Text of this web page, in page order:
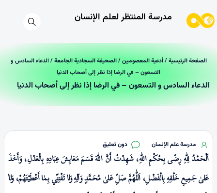
مدرسة المنتظر لعلم الإنسان
الصفحة الرئیسیة/أدعية المعصومين/الصحيفة السجادية الجامعة/ الدعاء السادس و
التسعون – في الرضا إذا نظر إلى أصحاب الدنيا
الدعاء السادس و التسعون – في الرضا إذا نظر إلى أصحاب الدنيا
مدرسة علم الإنسان دون تعليق
اَلْحَمْدُ لِلّٰهِ رِضًی بِحُكْمِ اللّٰهِ، شَهِدْتُ أَنَّ اللّٰهَ قَسَمَ مَعَايِشَ عِبَادِہِ بِالْعَدْلِ، وَأَخَذَ
عَلیٰ جَمِيعِ خَلْقِهِ بِالْفَضْلِ، اَللّٰهُمَّ صَلِّ عَلیٰ مُحَمَّدٍ وَآلِهِ وَلاٰ تَفْتِنِّي بِـمٰا أَعْطَيْتَهُمْ، وَلاٰ